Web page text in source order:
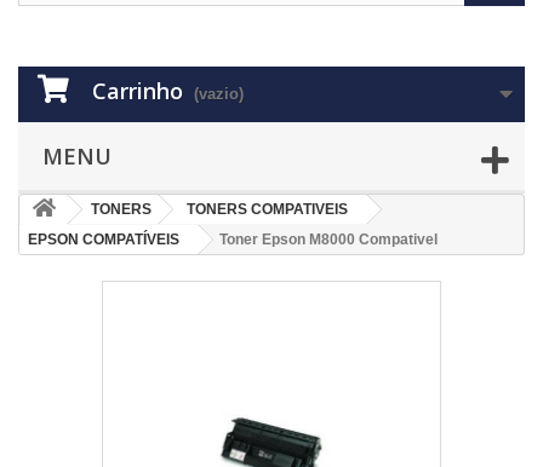
Carrinho (vazio)
MENU
TONERS
TONERS COMPATIVEIS
EPSON COMPATÍVEIS
Toner Epson M8000 Compativel